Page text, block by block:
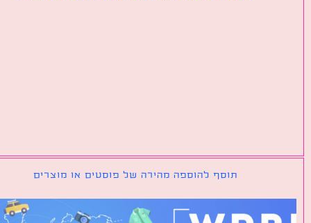
תוסף להוספה מהירה של פוסטים או מוצרים